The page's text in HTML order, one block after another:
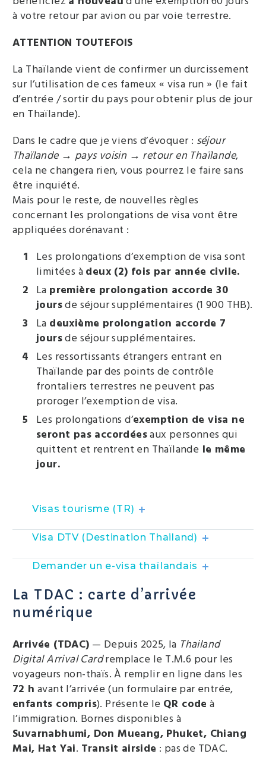
à votre retour par avion ou par voie terrestre.
ATTENTION TOUTEFOIS
La Thaïlande vient de confirmer un durcissement
sur l’utilisation de ces fameux « visa run » (le fait
d’entrée / sortir du pays pour obtenir plus de jour
en Thaïlande).
Dans le cadre que je viens d’évoquer : séjour
Thaïlande → pays voisin → retour en Thaïlande,
cela ne changera rien, vous pourrez le faire sans
être inquiété.
Mais pour le reste, de nouvelles règles
concernant les prolongations de visa vont être
appliquées dorénavant :
Les prolongations d’exemption de visa sont
limitées à deux (2) fois par année civile.
La première prolongation accorde 30
joursde séjour supplémentaires (1 900 THB).
La deuxième prolongation accorde 7
joursde séjour supplémentaires.
Les ressortissants étrangers entrant en
Thaïlande par des points de contrôle
frontaliers terrestres ne peuvent pas
proroger l’exemption de visa.
Les prolongations d’exemption de visa ne
seront pas accordéesaux personnes qui
quittent et rentrent en Thaïlande le même
jour.
Visas tourisme (TR)
Visa DTV (Destination Thailand)
Demander un e-visa thaïlandais
La TDAC : carte d’arrivée
numérique
Arrivée (TDAC) — Depuis 2025, la Thailand
Digital Arrival Cardremplace le T.M.6 pour les
voyageurs non-thaïs. À remplir en ligne dans les
72 h avant l’arrivée (un formulaire par entrée,
enfants compris). Présente le QR code à
l’immigration. Bornes disponibles à
Suvarnabhumi, Don Mueang, Phuket, Chiang
Mai, Hat Yai. Transit airside : pas de TDAC.